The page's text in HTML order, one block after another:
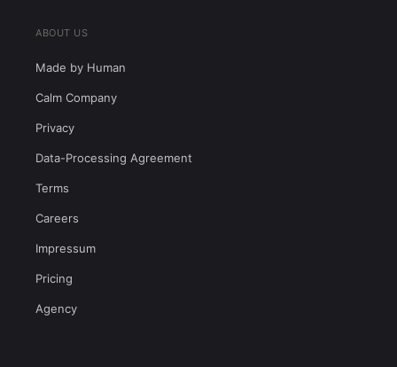
ABOUT US
Made by Human
Calm Company
Privacy
Data-Processing Agreement
Terms
Careers
Impressum
Pricing
Agency